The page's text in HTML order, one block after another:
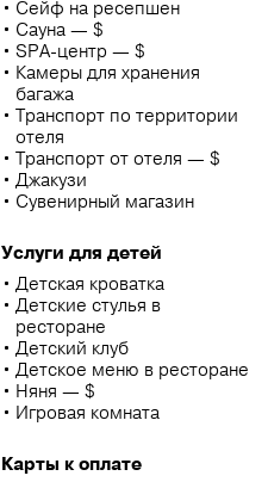
Сейф на ресепшен
Сауна — $
SPA-центр — $
Камеры для хранения
багажа
Транспорт по территории
отеля
Транспорт от отеля — $
Джакузи
Сувенирный магазин
Услуги для детей
Детская кроватка
Детские стулья в
ресторане
Детский клуб
Детское меню в ресторане
Няня — $
Игровая комната
Карты к оплате